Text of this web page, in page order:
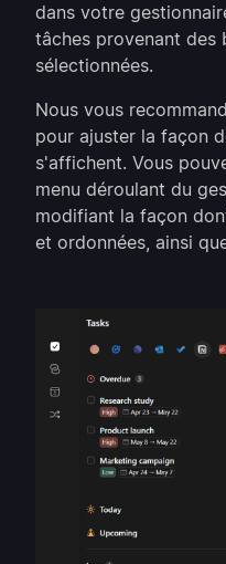
dans votre
tâches provenant des
sélectionnées.
Nous vous
pour ajuster la façon
s'affichent. Vous
menu déroulant du
modifiant la façon
et ordonnées, ainsi